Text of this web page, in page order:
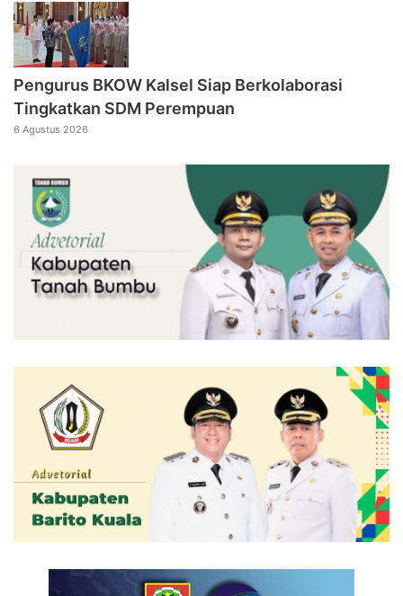
Pengurus BKOW Kalsel Siap Berkolaborasi
Tingkatkan SDM Perempuan
6 Agustus 2026